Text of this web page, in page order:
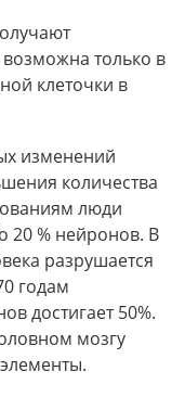
только в
клеточки в
изменений
количества
люди
20 % нейронов. В
разрушается
годам
достигает 50%.
мозгу